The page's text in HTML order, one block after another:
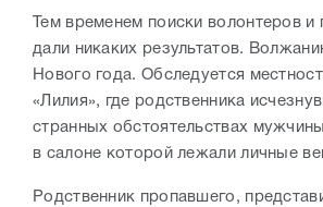
Тем временем поиски волонтеров и
дали никаких результатов.
Нового года. Обследуется
«Лилия», где родственника
странных обстоятельствах
в салоне которой лежали личные
Родственник пропавшего,